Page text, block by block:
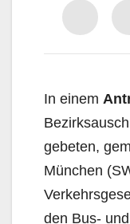
In einem
gebeten,
München
den Bus-